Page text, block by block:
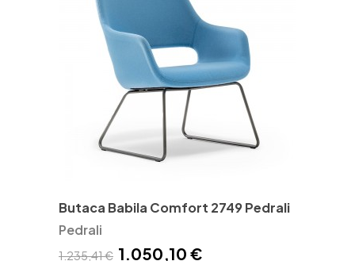
Butaca Babila Comfort 2749 Pedrali
Pedrali
1.235,41 € 1.050,10 €